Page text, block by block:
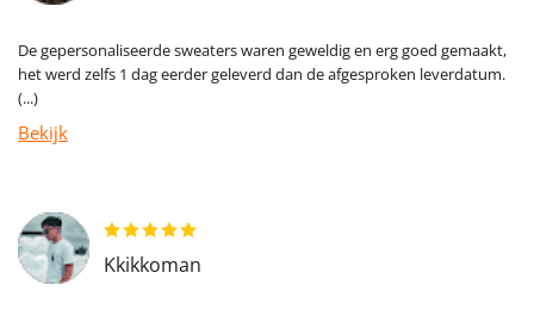
De gepersonaliseerde sweaters waren geweldig en erg goed gemaakt,
het werd zelfs 1 dag eerder geleverd dan de afgesproken leverdatum.
(...)
Bekijk
Kkikkoman